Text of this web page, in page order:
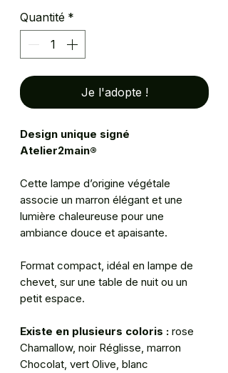
Quantité *
Je l'adopte !
Design unique signé
Atelier2main®
Cette lampe d’origine végétale
associe un marron élégant et une
lumière chaleureuse pour une
ambiance douce et apaisante.
Format compact, idéal en lampe de
chevet, sur une table de nuit ou un
petit espace.
Existe en plusieurs coloris : rose
Chamallow, noir Réglisse, marron
Chocolat, vert Olive, blanc